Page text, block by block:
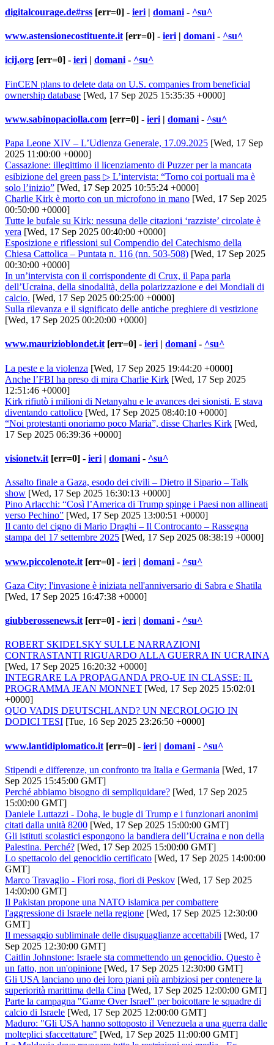
digitalcourage.de#rss [err=0] - ieri | domani - ^su^
www.astensionecostituente.it [err=0] - ieri | domani - ^su^
icij.org [err=0] - ieri | domani - ^su^
FinCEN plans to delete data on U.S. companies from beneficial
ownership database [Wed, 17 Sep 2025 15:35:35 +0000]
www.sabinopaciolla.com [err=0] - ieri | domani - ^su^
Papa Leone XIV – L’Udienza Generale, 17.09.2025 [Wed, 17 Sep
2025 11:00:00 +0000]
Cassazione: illegittimo il licenziamento di Puzzer per la mancata
esibizione del green pass ▷ L’intervista: “Torno coi portuali ma è
solo l’inizio” [Wed, 17 Sep 2025 10:55:24 +0000]
Charlie Kirk è morto con un microfono in mano [Wed, 17 Sep 2025
00:50:00 +0000]
Tutte le bufale su Kirk: nessuna delle citazioni ‘razziste’ circolate è
vera [Wed, 17 Sep 2025 00:40:00 +0000]
Esposizione e riflessioni sul Compendio del Catechismo della
Chiesa Cattolica – Puntata n. 116 (nn. 503-508) [Wed, 17 Sep 2025
00:30:00 +0000]
In un’intervista con il corrispondente di Crux, il Papa parla
dell’Ucraina, della sinodalità, della polarizzazione e dei Mondiali di
calcio. [Wed, 17 Sep 2025 00:25:00 +0000]
Sulla rilevanza e il significato delle antiche preghiere di vestizione
[Wed, 17 Sep 2025 00:20:00 +0000]
www.maurizioblondet.it[err=0] - ieri| domani- ^su^
La peste e la violenza [Wed, 17 Sep 2025 19:44:20 +0000]
Anche l’FBI ha preso di mira Charlie Kirk [Wed, 17 Sep 2025
12:51:46 +0000]
Kirk rifiutò i milioni di Netanyahu e le avances dei sionisti. E stava
diventando cattolico [Wed, 17 Sep 2025 08:40:10 +0000]
“Noi protestanti onoriamo poco Maria”, disse Charles Kirk [Wed,
17 Sep 2025 06:39:36 +0000]
visionetv.it [err=0] - ieri | domani - ^su^
Assalto finale a Gaza, esodo dei civili – Dietro il Sipario – Talk
show [Wed, 17 Sep 2025 16:30:13 +0000]
Pino Arlacchi: “Così l’America di Trump spinge i Paesi non allineati
verso Pechino” [Wed, 17 Sep 2025 13:00:51 +0000]
Il canto del cigno di Mario Draghi – Il Controcanto – Rassegna
stampa del 17 settembre 2025 [Wed, 17 Sep 2025 08:38:19 +0000]
www.piccolenote.it [err=0] - ieri | domani - ^su^
Gaza City: l'invasione è iniziata nell'anniversario di Sabra e Shatila
[Wed, 17 Sep 2025 16:47:38 +0000]
giubberossenews.it [err=0] - ieri | domani - ^su^
ROBERT SKIDELSKY SULLE NARRAZIONI
CONTRASTANTI RIGUARDO ALLA GUERRA IN UCRAINA
[Wed, 17 Sep 2025 16:20:32 +0000]
INTEGRARE LA PROPAGANDA PRO-UE IN CLASSE: IL
PROGRAMMA JEAN MONNET [Wed, 17 Sep 2025 15:02:01
+0000]
QUO VADIS DEUTSCHLAND? UN NECROLOGIO IN
DODICI TESI [Tue, 16 Sep 2025 23:26:50 +0000]
www.lantidiplomatico.it [err=0] - ieri | domani - ^su^
Stipendi e differenze, un confronto tra Italia e Germania [Wed, 17
Sep 2025 15:45:00 GMT]
Perché abbiamo bisogno di sempliquidare? [Wed, 17 Sep 2025
15:00:00 GMT]
Daniele Luttazzi - Doha, le bugie di Trump e i funzionari anonimi
citati dalla unità 8200 [Wed, 17 Sep 2025 15:00:00 GMT]
Gli istituti scolastici espongono la bandiera dell’Ucraina e non della
Palestina. Perché? [Wed, 17 Sep 2025 15:00:00 GMT]
Lo spettacolo del genocidio certificato [Wed, 17 Sep 2025 14:00:00
GMT]
Marco Travaglio - Fiori rosa, fiori di Peskov [Wed, 17 Sep 2025
14:00:00 GMT]
Il Pakistan propone una NATO islamica per combattere
l'aggressione di Israele nella regione [Wed, 17 Sep 2025 12:30:00
GMT]
Il messaggio subliminale delle disuguaglianze accettabili [Wed, 17
Sep 2025 12:30:00 GMT]
Caitlin Johnstone: Israele sta commettendo un genocidio. Questo è
un fatto, non un'opinione [Wed, 17 Sep 2025 12:30:00 GMT]
Gli USA lanciano uno dei loro piani più ambiziosi per contenere la
superiorità marittima della Cina [Wed, 17 Sep 2025 12:00:00 GMT]
Parte la campagna "Game Over Israel" per boicottare le squadre di
calcio di Israele [Wed, 17 Sep 2025 12:00:00 GMT]
Maduro: "Gli USA hanno sottoposto il Venezuela a una guerra dalle
molteplici sfaccettature" [Wed, 17 Sep 2025 11:00:00 GMT]